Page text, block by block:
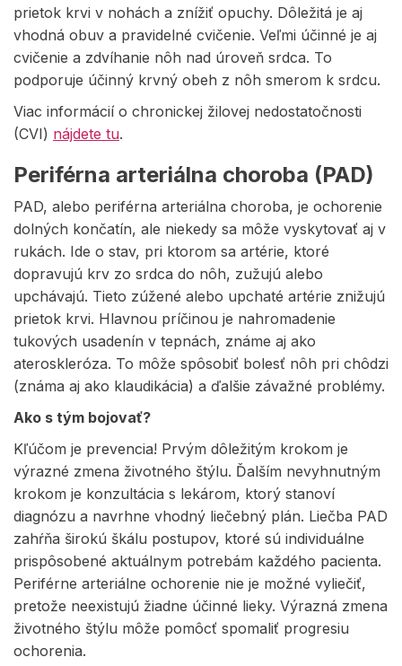
prietok krvi v nohách a znížiť opuchy. Dôležitá je aj
vhodná obuv a pravidelné cvičenie. Veľmi účinné je aj
cvičenie a zdvíhanie nôh nad úroveň srdca. To
podporuje účinný krvný obeh z nôh smerom k srdcu.
Viac informácií o chronickej žilovej nedostatočnosti
(CVI) nájdete tu.
Periférna arteriálna choroba (PAD)
PAD, alebo periférna arteriálna choroba, je ochorenie
dolných končatín, ale niekedy sa môže vyskytovať aj v
rukách. Ide o stav, pri ktorom sa artérie, ktoré
dopravujú krv zo srdca do nôh, zužujú alebo
upchávajú. Tieto zúžené alebo upchaté artérie znižujú
prietok krvi. Hlavnou príčinou je nahromadenie
tukových usadenín v tepnách, známe aj ako
ateroskleróza. To môže spôsobiť bolesť nôh pri chôdzi
(známa aj ako klaudikácia) a ďalšie závažné problémy.
Ako s tým bojovať?
Kľúčom je prevencia! Prvým dôležitým krokom je
výrazné zmena životného štýlu. Ďalším nevyhnutným
krokom je konzultácia s lekárom, ktorý stanoví
diagnózu a navrhne vhodný liečebný plán. Liečba PAD
zahŕňa širokú škálu postupov, ktoré sú individuálne
prispôsobené aktuálnym potrebám každého pacienta.
Periférne arteriálne ochorenie nie je možné vyliečiť,
pretože neexistujú žiadne účinné lieky. Výrazná zmena
životného štýlu môže pomôcť spomaliť progresiu
ochorenia.